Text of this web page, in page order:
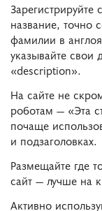
название, точно
фамилии в
указывайте свои
«description».
На сайте не
роботам ― «Эта
почаще
и подзаголовках.
Размещайте где
сайт ― лучше на
Активно